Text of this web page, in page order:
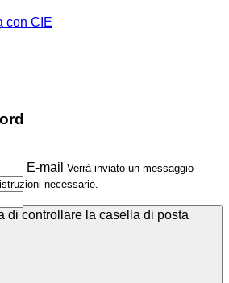
con CIE
E-mail Verrà inviato un messaggio
necessarie.
di controllare la casella di posta